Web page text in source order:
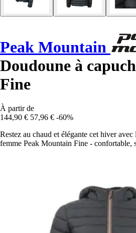
Peak Mountain
Doudoune à
Fine
À partir de
144,90 € 57,96 € -60%
Restez au chaud et élégante cet hiver
femme Peak Mountain Fine - confortable,